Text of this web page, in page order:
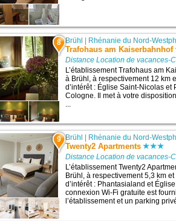
8 Brühl | Rhénanie du Nord-
Trafohaus am Kaiserbahnhof
Distance Location de vacances-
L’établissement Trafohaus am
à Brühl, à respectivement 12 km
d’intérêt : Église Saint-Nicolas et
Cologne. Il met à votre
...
9 Brühl Rhénanie du Nord-
Twenty2 Apartments
Distance Location de vacances-
L’établissement Twenty2
Brühl, à respectivement 5,3 km
d’intérêt : Phantasialand et
connexion Wi-Fi gratuite est
l’établissement et un parking